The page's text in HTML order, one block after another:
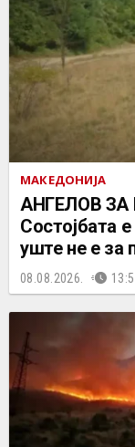
МАКЕДОНИЈА
АНГЕЛОВ ЗА
Состојбата
уште не е за
08.08.2026.